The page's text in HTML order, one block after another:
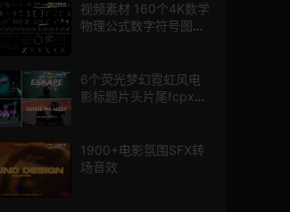
视频素材 160个4K数学
物理公式数字符号图标
6个荧光梦幻霓虹风电
影标题片头片尾fcpx插
1900+电影氛围SFX转
场音效